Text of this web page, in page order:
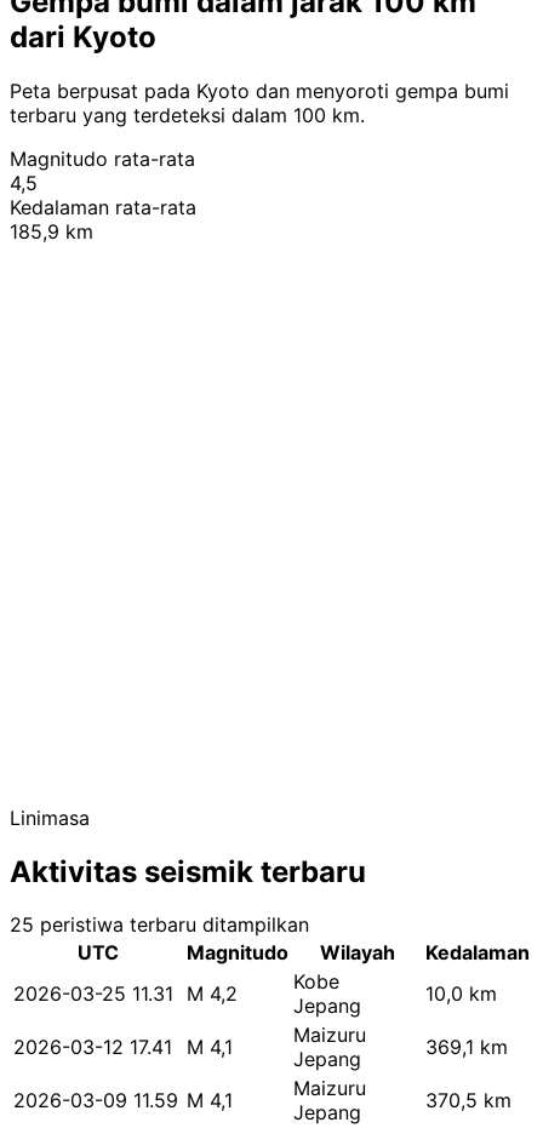
dari Kyoto
Peta berpusat pada Kyoto dan menyoroti gempa bumi
terbaru yang terdeteksi dalam 100 km.
Magnitudo rata-rata
4,5
Kedalaman rata-rata
185,9 km
Linimasa
Aktivitas seismik terbaru
25 peristiwa terbaru ditampilkan
UTC
Magnitudo Wilayah
Kedalaman
2026-03-25 11.31
M 4,2
Kobe
Jepang
10,0 km
2026-03-12 17.41 M 4,1
Maizuru
Jepang
369,1 km
2026-03-09 11.59 M 4,1
Maizuru
Jepang
370,5 km